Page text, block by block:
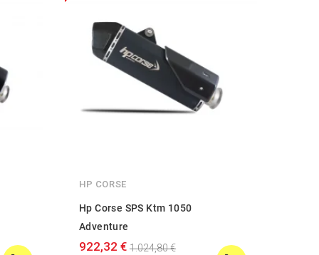
HP CORSE
Hp Corse SPS Ktm 1050
Adventure
922,32 € 1.024,80 €